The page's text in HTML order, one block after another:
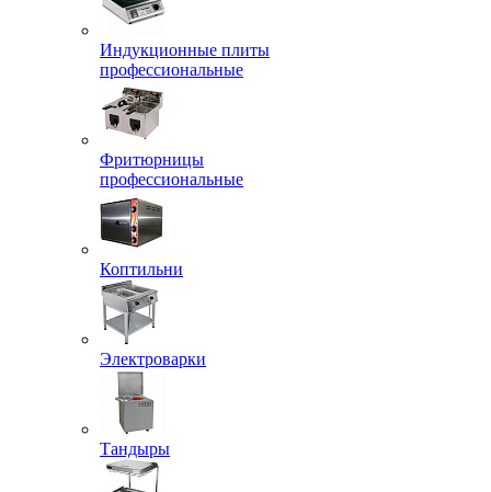
Индукционные плиты
профессиональные
Фритюрницы
профессиональные
Коптильни
Электроварки
Тандыры